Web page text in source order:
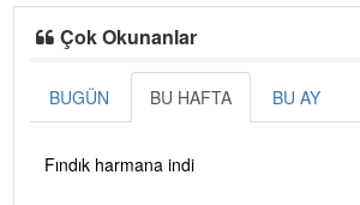
Çok Okunanlar
BUGÜN BU HAFTA BU AY
Fındık harmana indi